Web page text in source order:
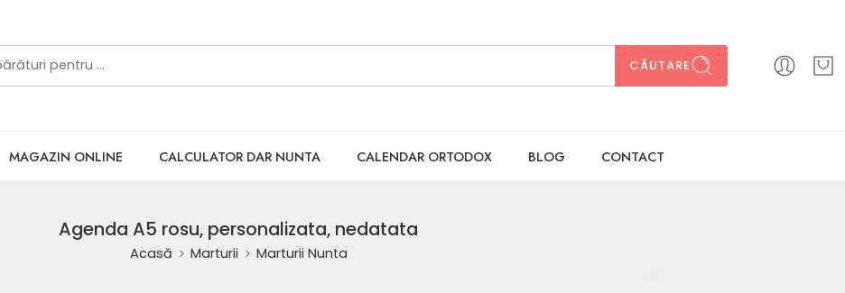
CĂUTARE
MAGAZIN ONLINE CALCULATOR DAR NUNTA CALENDAR ORTODOX BLOG CONTACT
Agenda A5 rosu, personalizata, nedatata
Acasă Marturii Marturii Nunta